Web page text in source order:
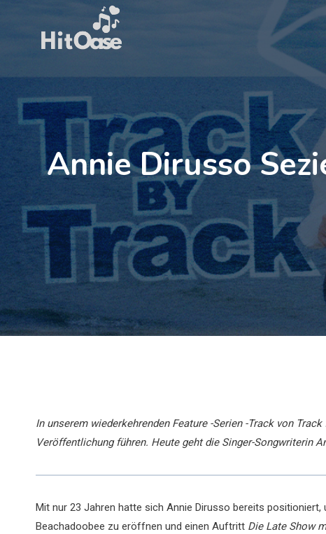
Annie Dirusso
In unserem wiederkehrenden Feature -Serien -Track von
Veröffentlichung führen. Heute geht die Singer-Songwriterin
Mit nur 23 Jahren hatte sich Annie Dirusso bereits
Beachadoobee zu eröffnen und einen Auftritt Die Late Show